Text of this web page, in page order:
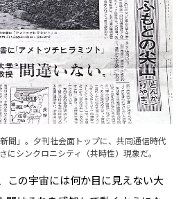
聞」。夕刊社会面トップに、共同通信時代
にシンクロニシティ（共時性）現象だ。
この宇宙には何か目に見えない大